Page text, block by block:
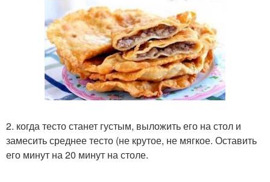
2. когда тесто станет густым, выложить его на стол и
замесить среднее тесто (не крутое, не мягкое. Оставить
его минут на 20 минут на столе.